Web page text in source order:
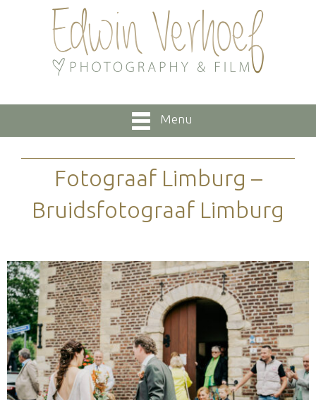
Menu
Fotograaf Limburg –
Bruidsfotograaf Limburg